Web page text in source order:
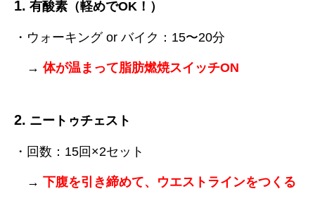
1. 有酸素（軽めでOK！）
・ウォーキング or バイク：15〜20分
→ 体が温まって脂肪燃焼スイッチON
2. ニートゥチェスト
・回数：15回×2セット
→ 下腹を引き締めて、ウエストラインをつくる